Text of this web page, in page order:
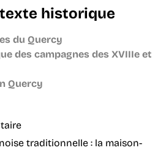
historique
du Quercy
des campagnes des XVIIIe et
Quercy
traditionnelle : la maison-